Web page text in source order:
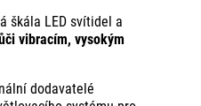
škála LED svítidel a
vibracím, vysokým
dodavatelé